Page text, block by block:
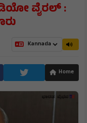
ವೈರಲ್ :
Home